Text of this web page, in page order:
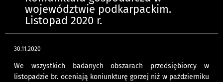
województwie podkarpackim.
Listopad 2020 r.
30.11.2020
We wszystkich badanych obszarach przedsiębiorcy w
listopadzie br. oceniają koniunkturę gorzej niż w październiku